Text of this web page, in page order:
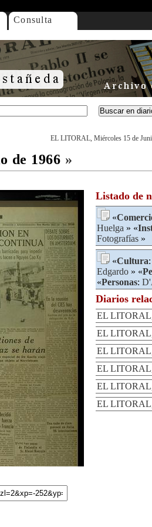
Consulta
EL LITORAL, Miércoles 15 de
de 1966 »
Listado de
«
Huelga » «
Fotografías »
«Cultura:
Edgardo » «
«Personas:
Diarios
EL LITORAL,
EL LITORAL,
EL LITORAL,
EL LITORAL,
EL LITORAL,
EL LITORAL,